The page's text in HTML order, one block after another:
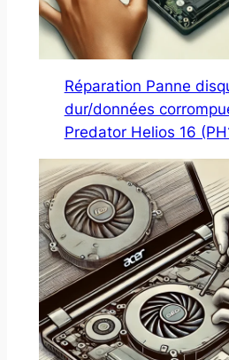
Réparation Panne
dur/données
Predator Helios 16